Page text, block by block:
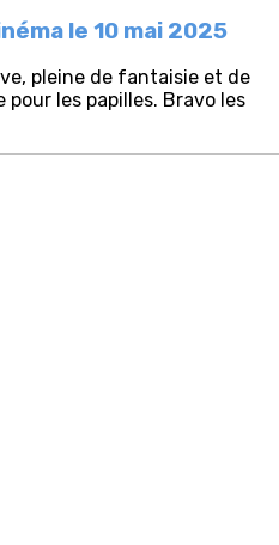
le 10 mai 2025
pleine de fantaisie et de
les papilles. Bravo les